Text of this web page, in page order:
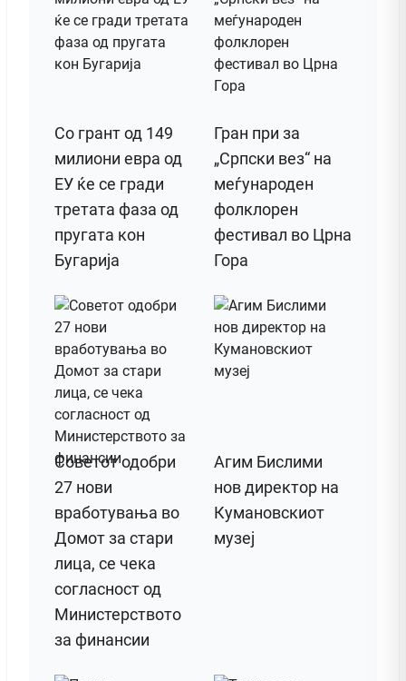
Со грант од 149
милиони евра од
ЕУ ќе се гради
третата фаза од
пругата кон
Бугарија
Гран при за
„Српски вез“ на
меѓународен
фолклорен
фестивал во Црна
Гора
Советот одобри
27 нови
вработувања во
Домот за стари
лица, се чека
согласност од
Министерството
за финансии
Агим Бислими
нов директор на
Кумановскиот
музеј